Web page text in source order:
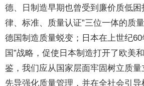
德、日制造早期也曾受到廉价质低困
律、标准、质量认证”三位一体的质
德国制造质量蜕变；日本在上世纪60
国”战略，促使日本制造打开了欧美
鉴，我们应从国家层面牢固树立质
先导强化质量管理，并在全社会引导